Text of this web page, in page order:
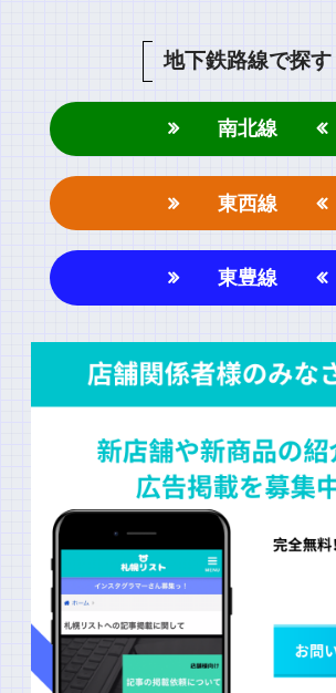
地下鉄路線で探す
南北線
東西線
東豊線